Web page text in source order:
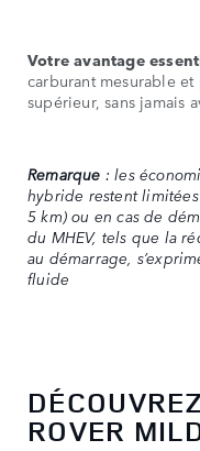
Votre avantage
carburant mesurable
supérieur, sans jamais
Remarque : les
hybride restent
5 km) ou en cas de
du MHEV, tels que la
au démarrage,
fluide
ROVER